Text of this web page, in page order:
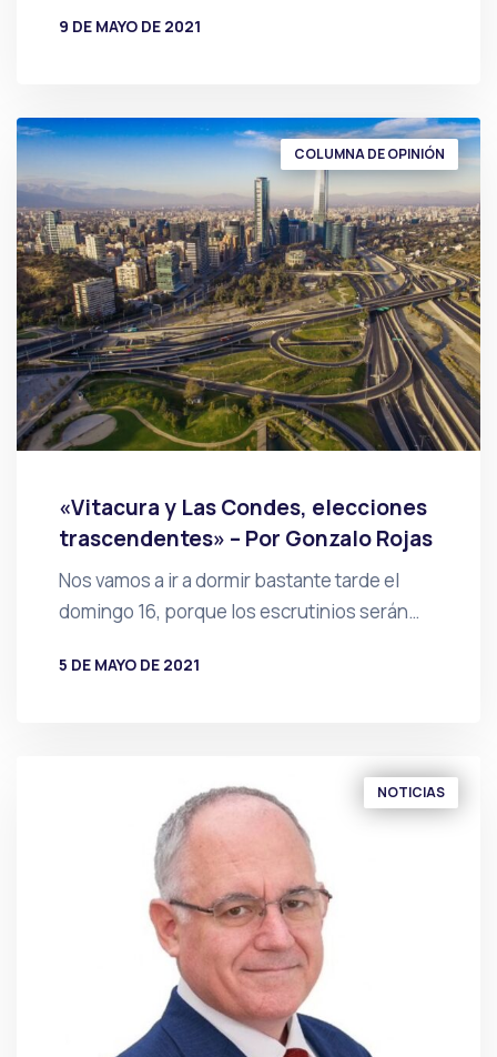
9 DE MAYO DE 2021
COLUMNA DE OPINIÓN
«Vitacura y Las Condes, elecciones
trascendentes» – Por Gonzalo Rojas
Nos vamos a ir a dormir bastante tarde el
domingo 16, porque los escrutinios serán…
5 DE MAYO DE 2021
NOTICIAS